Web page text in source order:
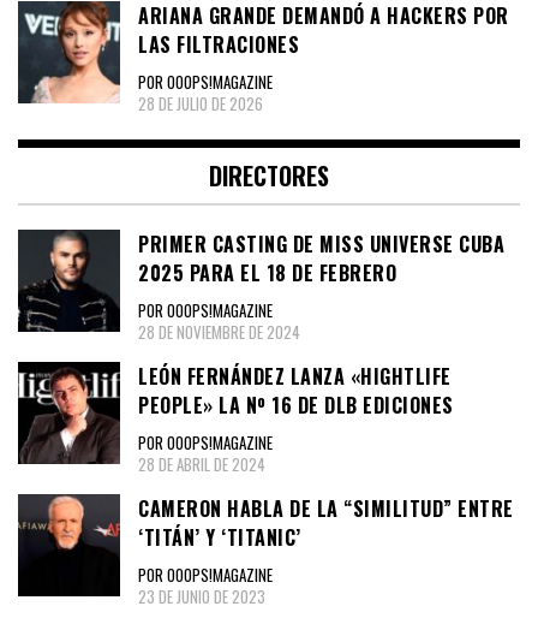
ARIANA GRANDE DEMANDÓ A HACKERS POR
LAS FILTRACIONES
POR OOOPS!MAGAZINE
28 DE JULIO DE 2026
DIRECTORES
PRIMER CASTING DE MISS UNIVERSE CUBA
2025 PARA EL 18 DE FEBRERO
POR OOOPS!MAGAZINE
28 DE NOVIEMBRE DE 2024
LEÓN FERNÁNDEZ LANZA «HIGHTLIFE
PEOPLE» LA Nº 16 DE DLB EDICIONES
POR OOOPS!MAGAZINE
28 DE ABRIL DE 2024
CAMERON HABLA DE LA “SIMILITUD” ENTRE
‘TITÁN’ Y ‘TITANIC’
POR OOOPS!MAGAZINE
23 DE JUNIO DE 2023